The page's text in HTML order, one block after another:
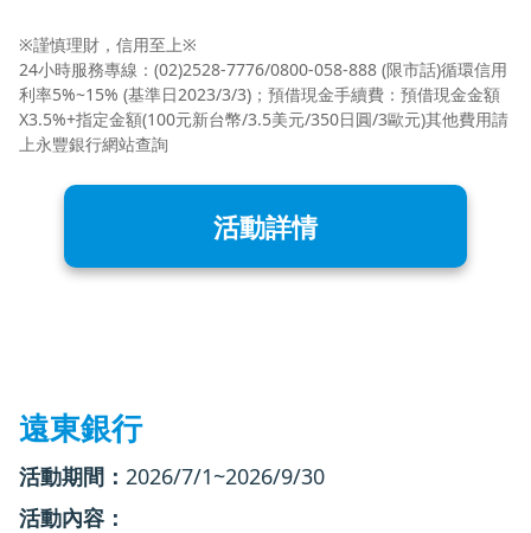
※謹慎理財，信用至上※
24小時服務專線：(02)2528-7776/0800-058-888 (限市話)循環信用
利率5%~15% (基準日2023/3/3)；預借現金手續費：預借現金金額
X3.5%+指定金額(100元新台幣/3.5美元/350日圓/3歐元)其他費用請
上永豐銀行網站查詢
活動詳情
遠東銀行
活動期間： 2026/7/1~2026/9/30
活動內容：